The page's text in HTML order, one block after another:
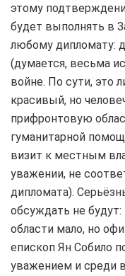
этому
будет выполнять в
любому дипломату:
(думается, весьма
войне. По сути, это
красивый, но
прифронтовую
гуманитарной
визит к местным
уважении, не
дипломата).
обсуждать не будут:
области мало, но
епископ Ян Собило
уважением и среди